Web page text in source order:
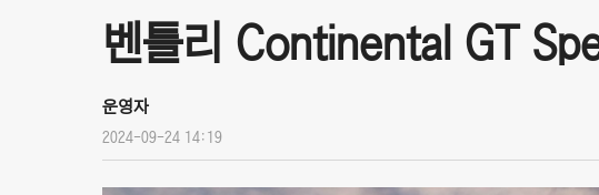
벤틀리 Continental GT
운영자
2024-09-24 14:19